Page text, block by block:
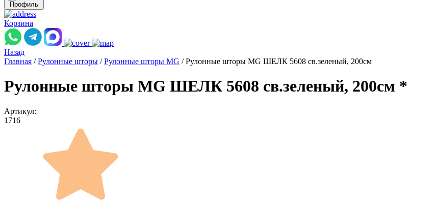
Профиль
Корзина
Назад
Главная / Рулонные шторы / Рулонные шторы MG / Рулонные шторы MG ШЕЛК 5608 св.зеленый, 200см
Рулонные шторы MG ШЕЛК 5608 св.зеленый, 200см *
Артикул:
1716